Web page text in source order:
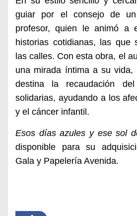
guiar por el consejo de
profesor, quien le animó a
historias cotidianas, las que
las calles. Con esta obra, el
una mirada íntima a su vida,
destina la recaudación
solidarias, ayudando a los
y el cáncer infantil.
Esos días azules y ese sol
disponible para su
Gala y Papelería Avenida.